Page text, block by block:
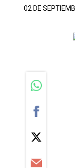
02 DE